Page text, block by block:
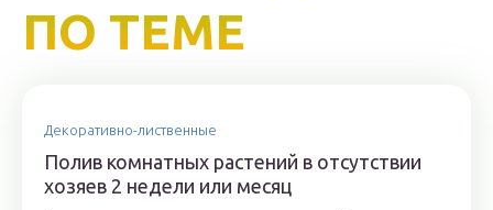
ПО ТЕМЕ
Декоративно-лиственные
Полив комнатных растений в отсутствии
хозяев 2 недели или месяц